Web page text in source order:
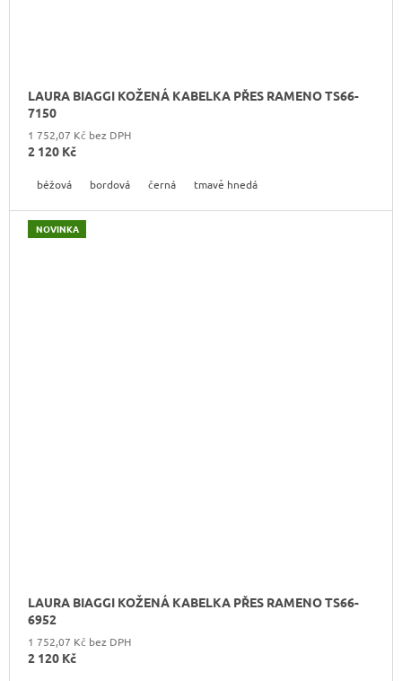
LAURA BIAGGI KOŽENÁ KABELKA PŘES RAMENO TS66-
7150
1 752,07 Kč bez DPH
2 120 Kč
béžová bordová černá tmavě hnedá
NOVINKA
LAURA BIAGGI KOŽENÁ KABELKA PŘES RAMENO TS66-
6952
1 752,07 Kč bez DPH
2 120 Kč